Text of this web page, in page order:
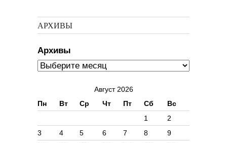
АРХИВЫ
Архивы
Август 2026
Пн
Вт Ср Чт Пт Сб Вс
1
2
3
4 5 6 7 8
9